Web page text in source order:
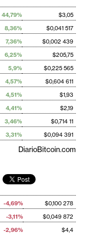
44,79%
$3,05
8,36%
$0,041 517
7,36%
$0,002 439
6,25%
$205,75
5,9%
$0,225 565
4,57%
$0,604 611
4,51%
$1,93
4,41%
$2,19
3,46%
$0,714 11
3,31% $0,094 391
DiarioBitcoin.com
-4,69%
$0,100 278
-3,11%
$0,049 872
-2,96% $4,4